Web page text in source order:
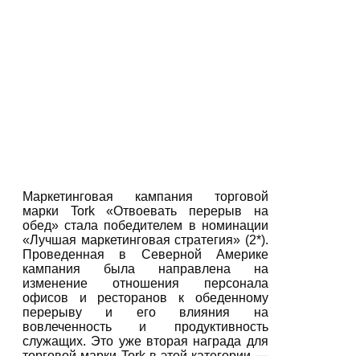
Маркетинговая кампания торговой
марки Tork «Отвоевать перерыв на
обед» стала победителем в номинации
«Лучшая маркетинговая стратегия» (2*).
Проведенная в Северной Америке
кампания была направлена на
изменение отношения персонала
офисов и ресторанов к обеденному
перерыву и его влияния на
вовлеченность и продуктивность
служащих. Это уже вторая награда для